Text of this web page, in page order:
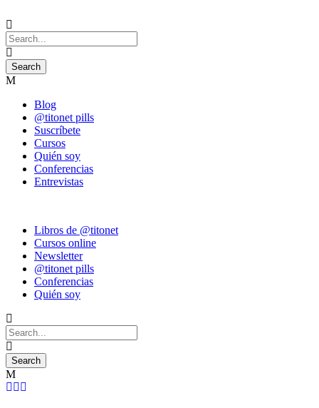
Blog
@titonet pills
Suscríbete
Cursos
Quién soy
Conferencias
Entrevistas
Libros de @titonet
Cursos online
Newsletter
@titonet pills
Conferencias
Quién soy